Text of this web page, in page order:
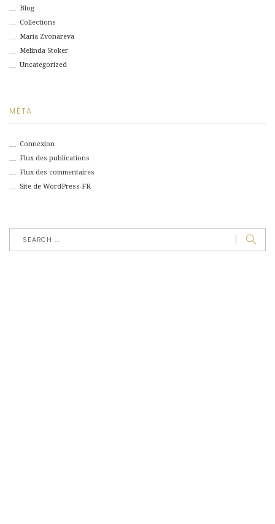
Blog
Collections
Maria Zvonareva
Melinda Stoker
Uncategorized
MÉTA
Connexion
Flux des publications
Flux des commentaires
Site de WordPress-FR